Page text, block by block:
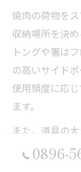
焼肉の荷物を
収納場所を決
トングや箸は
の高いサイド
使用頻度に応
ます。
また、道具の
タッフサック
理整頓がしや
0896-